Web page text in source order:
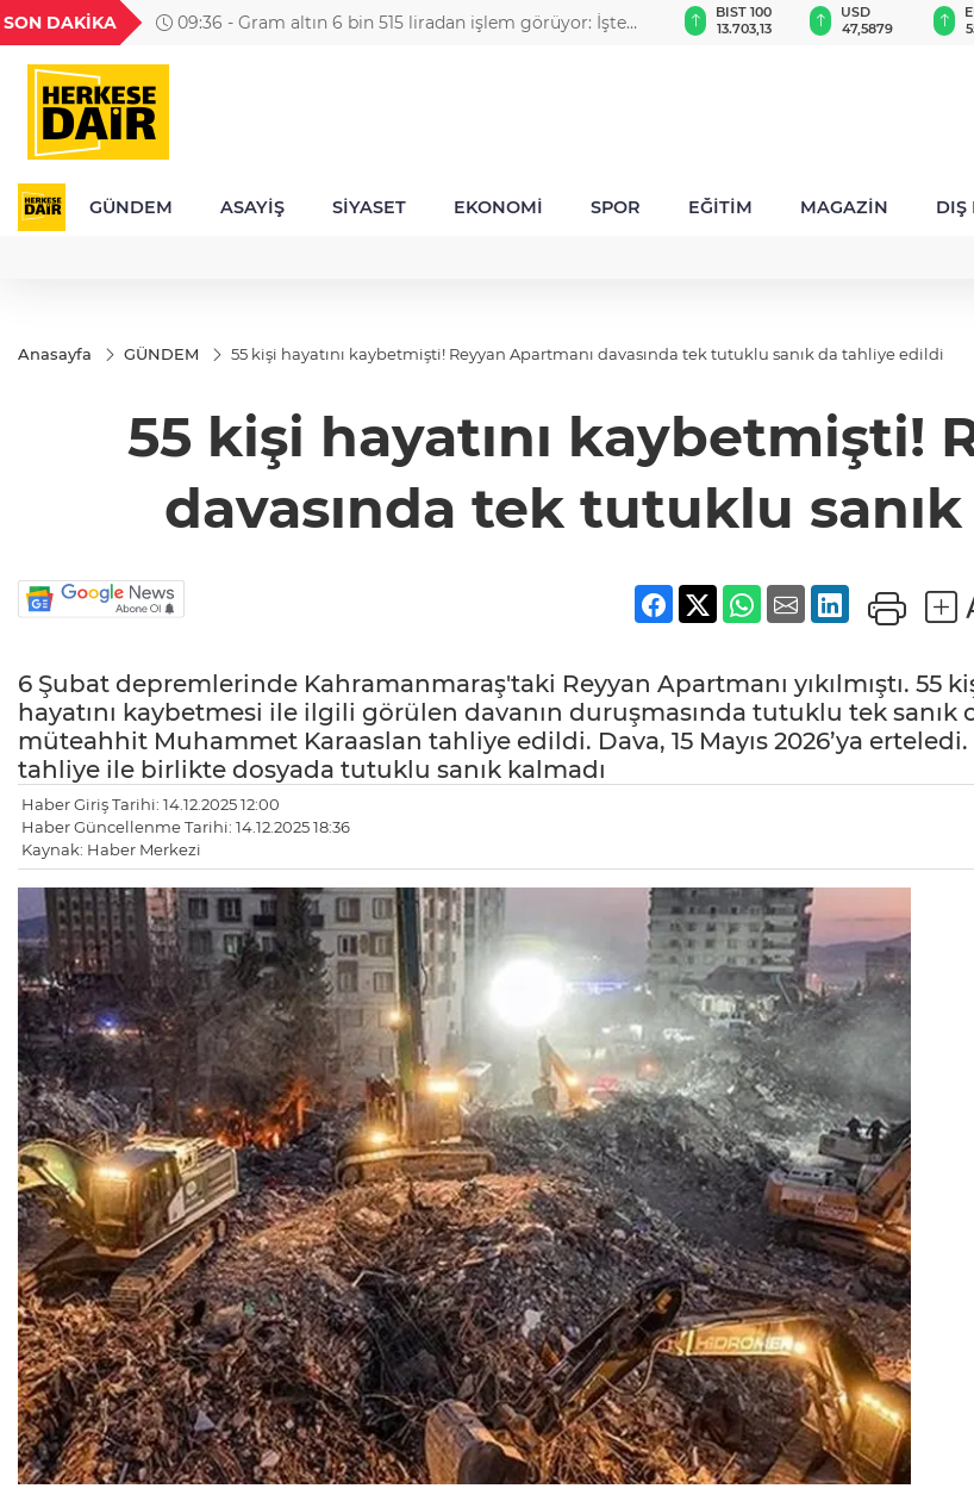
SON DAKİKA
09:36 - Gram altın 6 bin 515 liradan işlem görüyor: İşte
18,1980
TND
16,2471
BGN
28,0626
VND
0,0018
GAU/TRY
6.518,94
BIST 100
13.703,13
USD
47,5879
GÜNDEM ASAYİŞ SİYASET EKONOMİ SPOR EĞİTİM MAGAZİN DIŞ
Anasayfa GÜNDEM 55 kişi hayatını kaybetmişti! Reyyan Apartmanı davasında tek tutuklu sanık da tahliye edildi
55 kişi hayatını kaybetmişti!
davasında tek tutuklu
6 Şubat depremlerinde Kahramanmaraş'taki Reyyan Apartmanı yıkılmıştı. 55
hayatını kaybetmesi ile ilgili görülen davanın duruşmasında tutuklu tek sanık
müteahhit Muhammet Karaaslan tahliye edildi. Dava, 15 Mayıs 2026’ya erteledi.
tahliye ile birlikte dosyada tutuklu sanık kalmadı
Haber Giriş Tarihi: 14.12.2025 12:00
Haber Güncellenme Tarihi: 14.12.2025 18:36
Kaynak: Haber Merkezi